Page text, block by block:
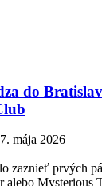
do
mája 2026
zaznieť prvých
alebo Mysterious